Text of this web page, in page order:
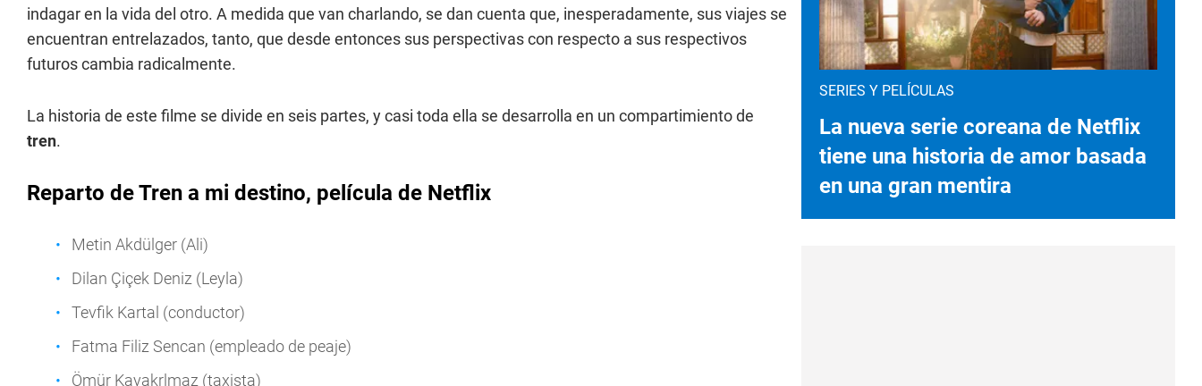
indagar en la vida del otro. A medida que van charlando, se dan cuenta que, inesperadamente, sus viajes se
encuentran entrelazados, tanto, que desde entonces sus perspectivas con respecto a sus respectivos
futuros cambia radicalmente.
La historia de este filme se divide en seis partes, y casi toda ella se desarrolla en un compartimiento de
tren.
Reparto de Tren a mi destino, película de Netflix
Metin Akdülger (Ali)
Dilan Çiçek Deniz (Leyla)
Tevfik Kartal (conductor)
Fatma Filiz Sencan (empleado de peaje)
Ömür Kayakrlmaz (taxista)
SERIES Y PELÍCULAS
La nueva serie coreana de Netflix
tiene una historia de amor basada
en una gran mentira